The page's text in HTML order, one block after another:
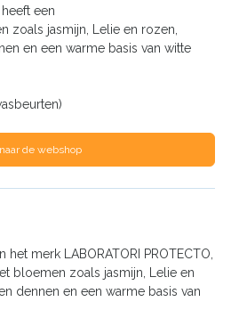
heeft een
zoals jasmijn, Lelie en rozen,
en een warme basis van witte
de webshop
het merk LABORATORI PROTECTO,
bloemen zoals jasmijn, Lelie en
dennen en een warme basis van